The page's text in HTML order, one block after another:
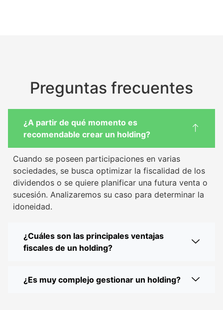
Preguntas frecuentes
¿A partir de qué momento es
recomendable crear un holding?
Cuando se poseen participaciones en varias
sociedades, se busca optimizar la fiscalidad de los
dividendos o se quiere planificar una futura venta o
sucesión. Analizaremos su caso para determinar la
idoneidad.
¿Cuáles son las principales ventajas
fiscales de un holding?
¿Es muy complejo gestionar un holding?